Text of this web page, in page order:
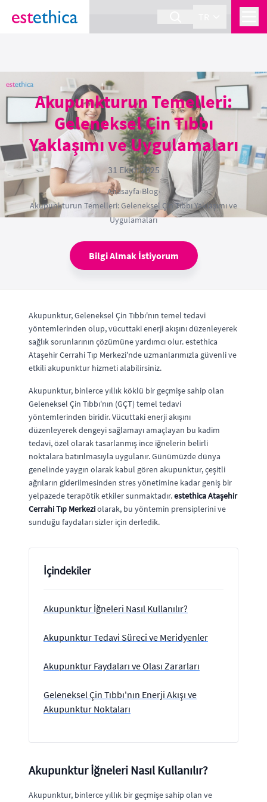
section Service {
Akupunkturun Temelleri:
Geleneksel Çin Tıbbı
Yaklaşımı ve Uygulamaları
31 Ekim 2025
Anasayfa›Blog›
Akupunkturun Temelleri: Geleneksel Çin Tıbbı Yaklaşımı ve
Uygulamaları
Bilgi Almak İstiyorum
Akupunktur, Geleneksel Çin Tıbbı'nın temel tedavi
yöntemlerinden olup, vücuttaki enerji akışını düzenleyerek
sağlık sorunlarının çözümüne yardımcı olur. estethica
Ataşehir Cerrahi Tıp Merkezi'nde uzmanlarımızla güvenli ve
etkili akupunktur hizmeti alabilirsiniz.
Akupunktur, binlerce yıllık köklü bir geçmişe sahip olan
Geleneksel Çin Tıbbı'nın (GÇT) temel tedavi
yöntemlerinden biridir. Vücuttaki enerji akışını
düzenleyerek dengeyi sağlamayı amaçlayan bu kadim
tedavi, özel olarak tasarlanmış ince iğnelerin belirli
noktalara batırılmasıyla uygulanır. Günümüzde dünya
genelinde yaygın olarak kabul gören akupunktur, çeşitli
ağrıların giderilmesinden stres yönetimine kadar geniş bir
yelpazede terapötik etkiler sunmaktadır.estethica Ataşehir
Cerrahi Tıp Merkeziolarak, bu yöntemin prensiplerini ve
sunduğu faydaları sizler için derledik.
İçindekiler
Akupunktur İğneleri Nasıl Kullanılır?
Akupunktur Tedavi Süreci ve Meridyenler
Akupunktur Faydaları ve Olası Zararları
Geleneksel Çin Tıbbı'nın Enerji Akışı ve
Akupunktur Noktaları
Akupunktur İğneleri Nasıl Kullanılır?
Akupunktur, binlerce yıllık bir geçmişe sahip olan ve